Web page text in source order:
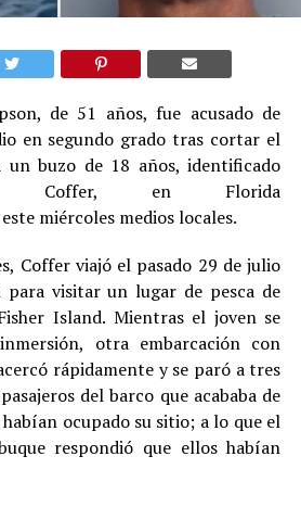
de 51 años, fue acusado de
en segundo grado tras cortar el
un buzo de 18 años, identificado
Coffer, en Florida
miércoles medios locales.
Coffer viajó el pasado 29 de julio
para visitar un lugar de pesca de
Island. Mientras el joven se
otra embarcación con
rápidamente y se paró a tres
del barco que acababa de
ocupado su sitio; a lo que el
respondió que ellos habían